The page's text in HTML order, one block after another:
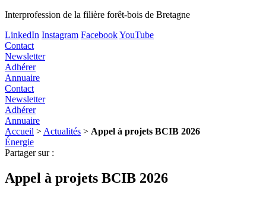
Interprofession de la filière forêt-bois de Bretagne
LinkedIn Instagram FacebookYouTube
Contact
Newsletter
Adhérer
Annuaire
Contact
Newsletter
Adhérer
Annuaire
Accueil > Actualités > Appel à projets BCIB 2026
Énergie
Partager sur :
Appel à projets BCIB 2026